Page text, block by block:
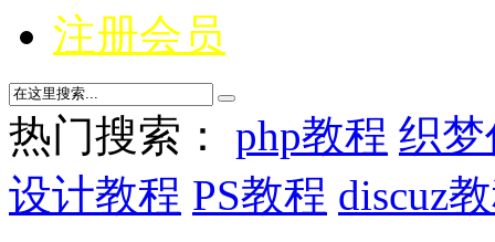
注册会员
热门搜索： php教程 织
设计教程 PS教程 discuz